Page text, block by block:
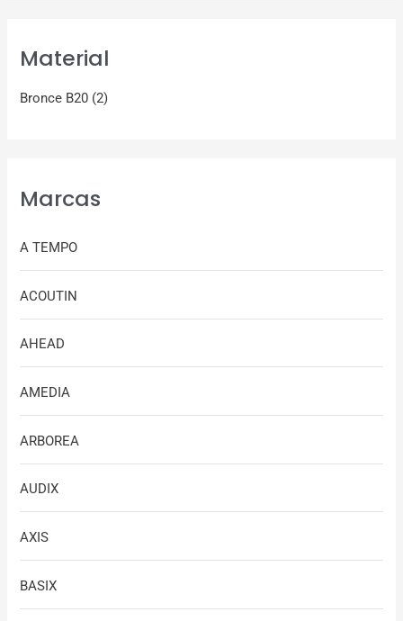
Material
Bronce B20 (2)
Marcas
A TEMPO
ACOUTIN
AHEAD
AMEDIA
ARBOREA
AUDIX
AXIS
BASIX